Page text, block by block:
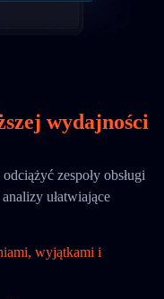
wydajności
zespoły obsługi
ułatwiające
wyjątkami i